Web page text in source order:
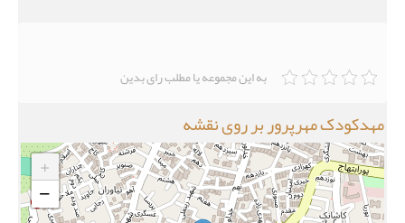
به این مجموعه یا مطلب رای بدین
مهدکودک مهرپرور بر روی نقشه
+
−